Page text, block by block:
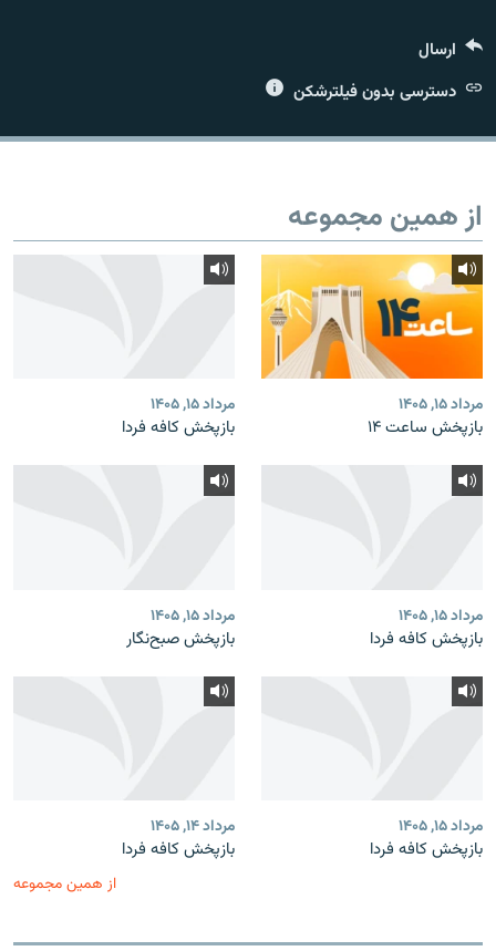
زبان‌های دیگر
ارسال
دسترسی بدون فیلترشکن
از همین مجموعه
مرداد ۱۵, ۱۴۰۵
بازپخش ساعت ۱۴
مرداد ۱۵, ۱۴۰۵
بازپخش کافه فردا
مرداد ۱۵, ۱۴۰۵
بازپخش کافه فردا
مرداد ۱۵, ۱۴۰۵
بازپخش صبح‌نگار
مرداد ۱۵, ۱۴۰۵
بازپخش کافه فردا
مرداد ۱۴, ۱۴۰۵
بازپخش کافه فردا
از همین مجموعه